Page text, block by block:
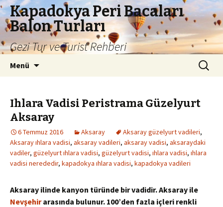
Kapadokya Peri Bacaları
Balon Turları
Gezi Tur ve Turist Rehberi
Menü Arama:
Ihlara Vadisi Peristrama Güzelyurt
Aksaray
6 Temmuz 2016 Aksaray Aksaray güzelyurt vadileri,
Aksaray ıhlara vadisi, aksaray vadileri, aksaray vadisi, aksaraydaki
vadiler, güzelyurt ıhlara vadisi, güzelyurt vadisi, ıhlara vadisi, ıhlara
vadisi nerededir, kapadokya ıhlara vadisi, kapadokya vadileri
Aksaray ilinde kanyon türünde bir vadidir. Aksaray ile
Nevşehirarasında bulunur. 100’den fazla içleri renkli